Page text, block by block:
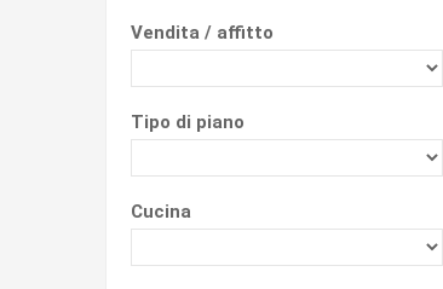
Vendita / affitto
Tipo di piano
Cucina